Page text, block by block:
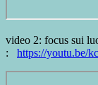
video 2: focus sui
: https://youtu.be/